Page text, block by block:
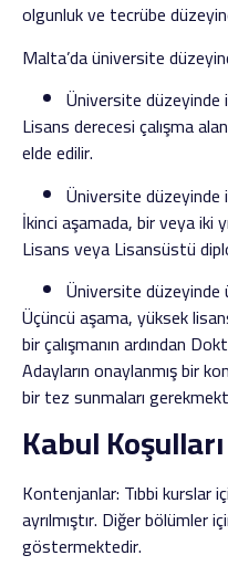
olgunluk ve tecrübe
Malta’da üniversite
Üniversite düzeyinde
Lisans derecesi çalışma
elde edilir.
Üniversite düzeyinde
İkinci aşamada, bir veya iki
Lisans veya Lisansüstü
Üniversite düzeyinde
Üçüncü aşama, yüksek
bir çalışmanın ardından
Adayların onaylanmış bir
bir tez sunmaları
Kabul Koşulları
Kontenjanlar: Tıbbi kurslar
ayrılmıştır. Diğer bölümler
göstermektedir.